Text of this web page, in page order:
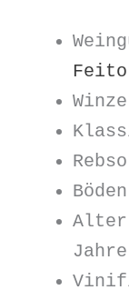
Alter
Jahre